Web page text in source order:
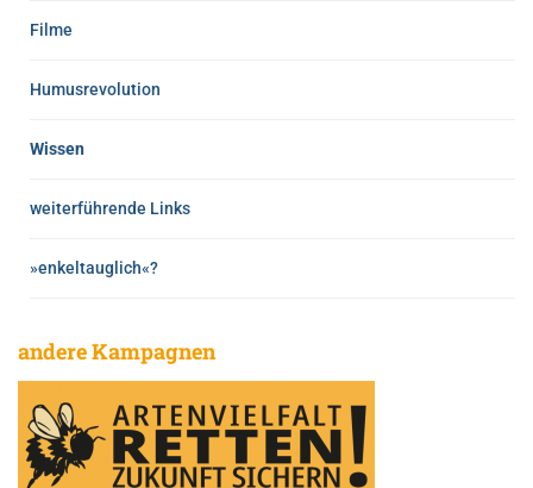
Filme
Humusrevolution
Wissen
weiterführende Links
»enkeltauglich«?
andere Kampagnen